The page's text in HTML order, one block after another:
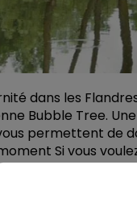
dans les
Bubble Tree.
permettent de
Si vous